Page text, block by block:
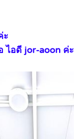
ะ
ไอดี jor-aoon ค่ะ